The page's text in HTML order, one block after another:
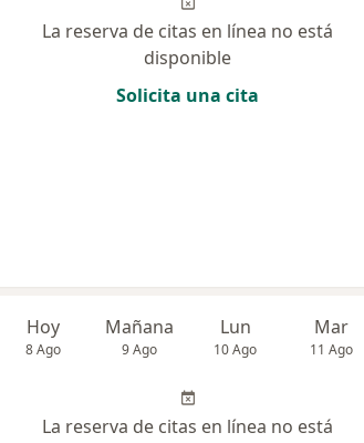
La reserva de citas en línea no está
disponible
Solicita una cita
Hoy
8 Ago
Mañana
9 Ago
Lun
10 Ago
Mar
11 Ago
La reserva de citas en línea no está